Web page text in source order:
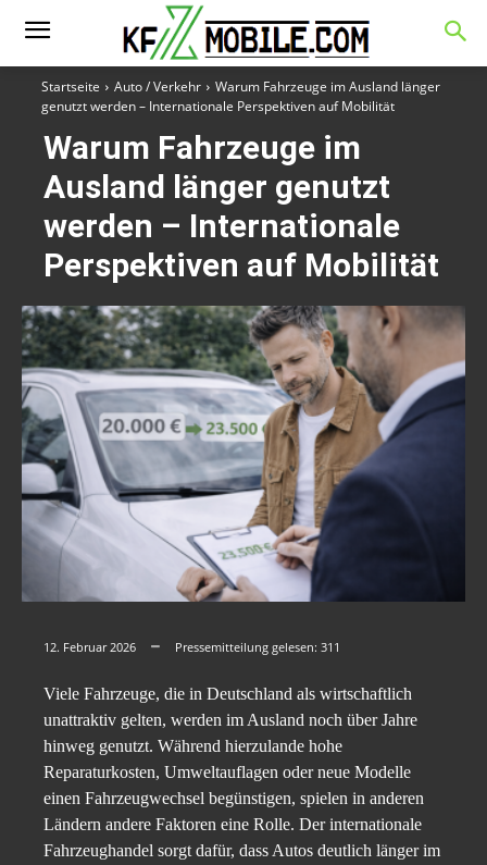
Startseite Auto / Verkehr
Warum Fahrzeuge im Ausland länger
genutzt werden – Internationale Perspektiven auf Mobilität
Warum Fahrzeuge im
Ausland länger genutzt
werden – Internationale
Perspektiven auf Mobilität
12. Februar 2026 Pressemitteilung gelesen: 311
Viele Fahrzeuge, die in Deutschland als wirtschaftlich
unattraktiv gelten, werden im Ausland noch über Jahre
hinweg genutzt. Während hierzulande hohe
Reparaturkosten, Umweltauflagen oder neue Modelle
einen Fahrzeugwechsel begünstigen, spielen in anderen
Ländern andere Faktoren eine Rolle. Der internationale
Fahrzeughandel sorgt dafür, dass Autos deutlich länger im